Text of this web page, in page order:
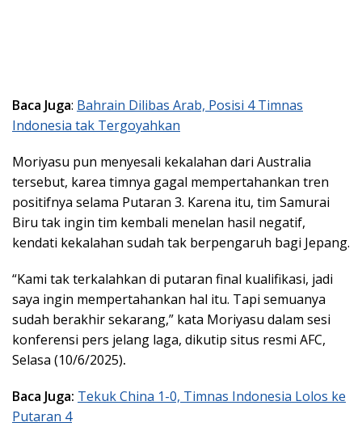
Baca Juga: Bahrain Dilibas Arab, Posisi 4 Timnas
Indonesia tak Tergoyahkan
Moriyasu pun menyesali kekalahan dari Australia
tersebut, karea timnya gagal mempertahankan tren
positifnya selama Putaran 3. Karena itu, tim Samurai
Biru tak ingin tim kembali menelan hasil negatif,
kendati kekalahan sudah tak berpengaruh bagi Jepang.
“Kami tak terkalahkan di putaran final kualifikasi, jadi
saya ingin mempertahankan hal itu. Tapi semuanya
sudah berakhir sekarang,” kata Moriyasu dalam sesi
konferensi pers jelang laga, dikutip situs resmi AFC,
Selasa (10/6/2025).
Baca Juga: Tekuk China 1-0, Timnas Indonesia Lolos ke
Putaran 4